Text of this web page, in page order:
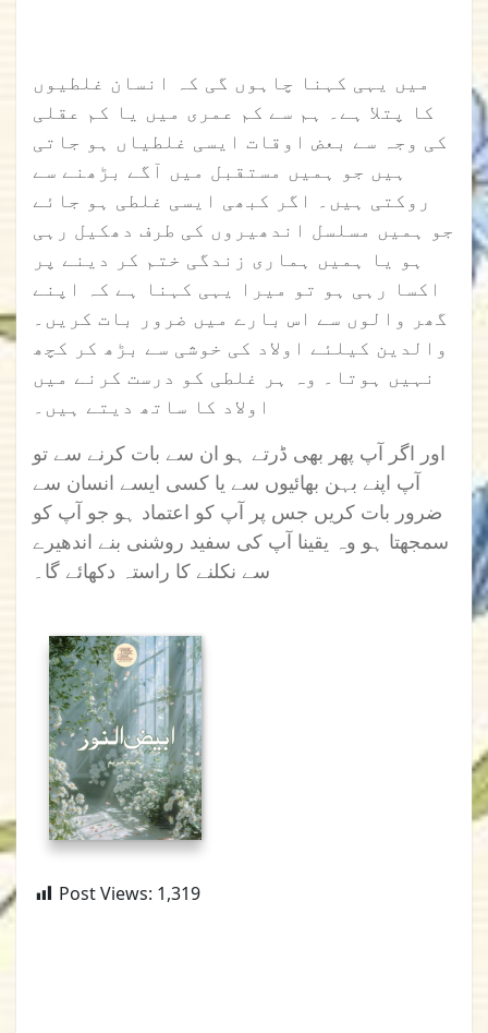
میں یہی کہنا چاہوں گی کہ انسان غلطیوں
کا پتلا ہے۔ ہم سے کم عمری میں یا کم عقلی
کی وجہ سے بعض اوقات ایسی غلطیاں ہو جاتی
ہیں جو ہمیں مستقبل میں آگے بڑھنے سے
روکتی ہیں۔ اگر کبھی ایسی غلطی ہو جائے
جو ہمیں مسلسل اندھیروں کی طرف دھکیل رہی
ہو یا ہمیں ہماری زندگی ختم کر دینے پر
اکسا رہی ہو تو میرا یہی کہنا ہے کہ اپنے
گھر والوں سے اس بارے میں ضرور بات کریں۔
والدین کیلئے اولاد کی خوشی سے بڑھ کر کچھ
نہیں ہوتا۔ وہ ہر غلطی کو درست کرنے میں
اولاد کا ساتھ دیتے ہیں۔
اور اگر آپ پھر بھی ڈرتے ہو ان سے بات کرنے سے تو
آپ اپنے بہن بھائیوں سے یا کسی ایسے انسان سے
ضرور بات کریں جس پر آپ کو اعتماد ہو جو آپ کو
سمجھتا ہو وہ یقینا آپ کی سفید روشنی بنے اندھیرے
سے نکلنے کا راستہ دکھائے گا۔
Post Views: 1,319